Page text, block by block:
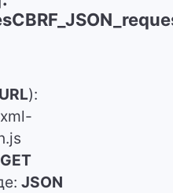
URL):
GET
JSON